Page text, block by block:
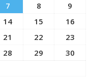
7 8
9
14 15
16
21 22
23
28 29
30